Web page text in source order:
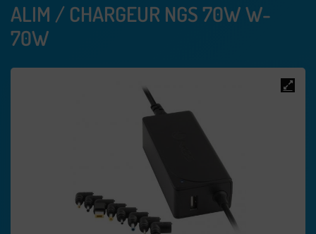
ALIM / CHARGEUR NGS 70W W-
70W